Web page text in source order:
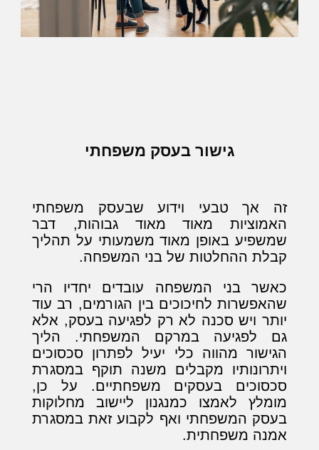
גישור בעסק משפחתי
זה אך טבעי וידוע שבעסק משפחתי
האמוציות מאוד מאוד גבוהות, דבר
שמשפיע באופן מאוד משמעותי על תהליך
קבלת ההחלטות של בני המשפחה.
כאשר בני המשפחה עובדים יחדיו הרי
שהאפשרות לחיכוכים בין הגורמים, רב עוד
יותר ויש סכנה לא רק לפגיעה בעסק, אלא
גם לפגיעה במרקם המשפחתי. הליך
הגישור מהווה כלי יעיל לפתרון סכסוכים
ויתרונותיו מקבלים משנה תוקף במסגרת
סכסוכים בעסקים משפחתיים. על כן,
מומלץ לאמצו כמנגנון ליישוב מחלוקות
בעסק המשפחתי ואף לקבוע זאת במסגרת
אמנה משפחתית.